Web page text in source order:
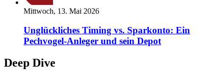
Mittwoch, 13. Mai 2026
Unglückliches Timing vs. Sparkonto: Ein
Pechvogel-Anleger und sein Depot
Deep Dive